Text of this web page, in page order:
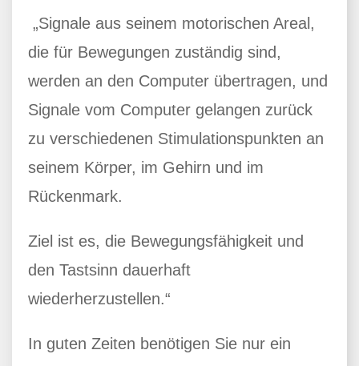
„Signale aus seinem motorischen Areal,
die für Bewegungen zuständig sind,
werden an den Computer übertragen, und
Signale vom Computer gelangen zurück
zu verschiedenen Stimulationspunkten an
seinem Körper, im Gehirn und im
Rückenmark.
Ziel ist es, die Bewegungsfähigkeit und
den Tastsinn dauerhaft
wiederherzustellen.“
In guten Zeiten benötigen Sie nur ein